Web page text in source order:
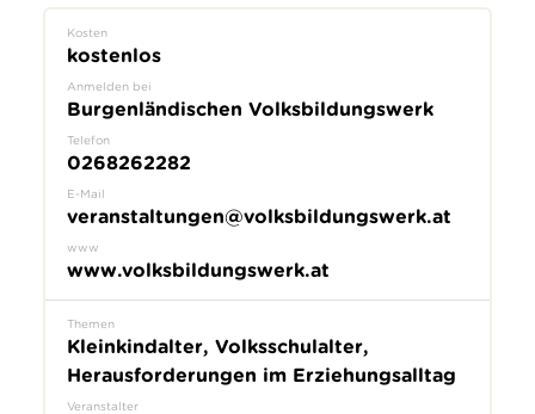
Kosten
kostenlos
Anmelden bei
Burgenländischen Volksbildungswerk
Telefon
0268262282
E-Mail
veranstaltungen@volksbildungswerk.at
www
www.volksbildungswerk.at
Themen
Kleinkindalter, Volksschulalter,
Herausforderungen im Erziehungsalltag
Veranstalter